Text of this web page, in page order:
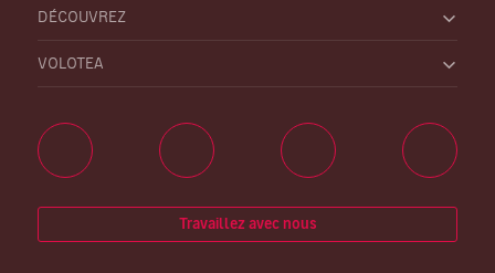
DÉCOUVREZ
VOLOTEA
Travaillez avec nous